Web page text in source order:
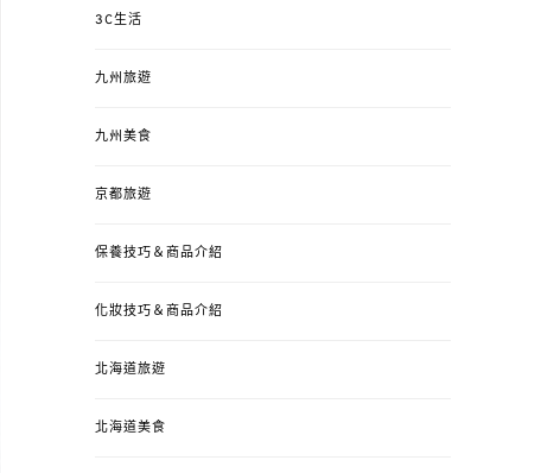
3C生活
九州旅遊
九州美食
京都旅遊
保養技巧＆商品介紹
化妝技巧＆商品介紹
北海道旅遊
北海道美食